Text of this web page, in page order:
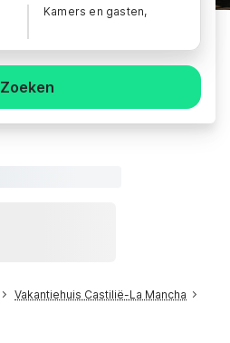
Kamers en gasten,
Zoeken
Vakantiehuis Castilië-La Mancha